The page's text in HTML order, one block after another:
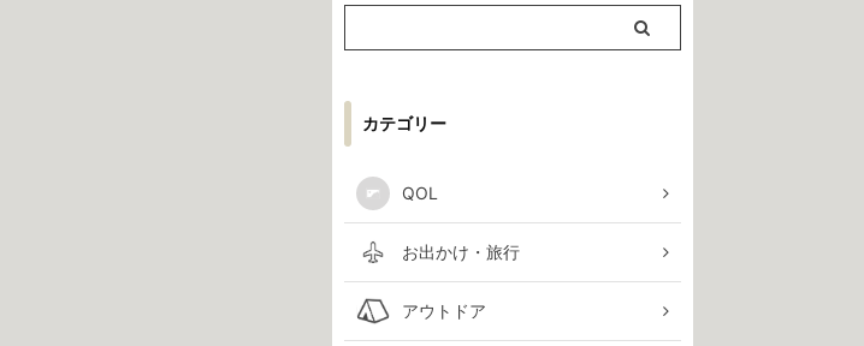
カテゴリー
QOL
お出かけ・旅行
アウトドア